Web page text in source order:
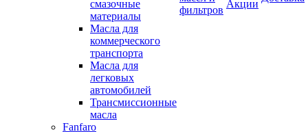
смазочные
материалы
Масла для
коммерческого
транспорта
Масла для
легковых
автомобилей
Трансмиссионные
масла
Fanfaro
фильтров
Акции